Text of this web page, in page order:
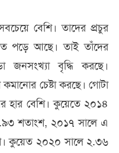
বেশি। তাদের প্রচুর
পড়ে আছে। তাই তাঁদের
জনসংখ্যা বৃদ্ধি করছে।
চেষ্টা করছে। গোটা
হার বেশি। কুয়েতে ২০১৪
শতাংশ, ২০১৭ সালে এ
কুয়েত ২০২০ সালে ২.৩৬